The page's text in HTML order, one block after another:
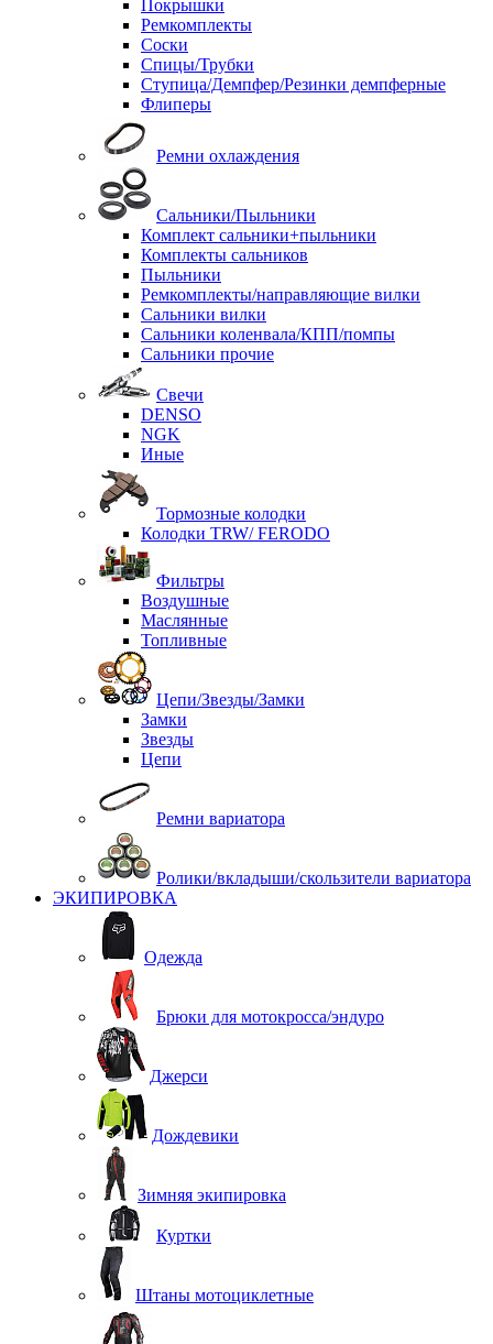
Покрышки
Ремкомплекты
Соски
Спицы/Трубки
Ступица/Демпфер/Резинки демпферные
Флиперы
Ремни охлаждения
Сальники/Пыльники
Комплект сальники+пыльники
Комплекты сальников
Пыльники
Ремкомплекты/направляющие вилки
Сальники вилки
Сальники коленвала/КПП/помпы
Сальники прочие
Свечи
DENSO
NGK
Иные
Тормозные колодки
Колодки TRW/ FERODO
Фильтры
Воздушные
Маслянные
Топливные
Цепи/Звезды/Замки
Замки
Звезды
Цепи
Ремни вариатора
Ролики/вкладыши/скользители вариатора
ЭКИПИРОВКА
Одежда
Брюки для мотокросса/эндуро
Джерси
Дождевики
Зимняя экипировка
Куртки
Штаны мотоциклетные